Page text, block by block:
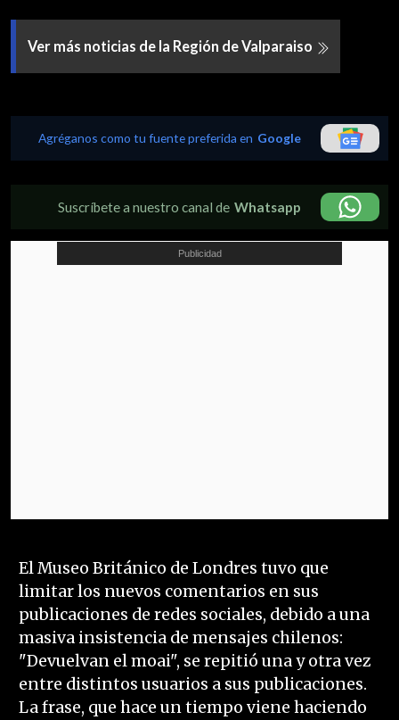
Ver más noticias de la Región de Valparaiso
Agréganos como tu fuente preferida en Google
Suscríbete a nuestro canal de Whatsapp
El Museo Británico de Londres tuvo que
limitar los nuevos comentarios en sus
publicaciones de redes sociales, debido a una
masiva insistencia de mensajes chilenos:
"Devuelvan el moai", se repitió una y otra vez
entre distintos usuarios a sus publicaciones.
La frase, que hace un tiempo viene haciendo